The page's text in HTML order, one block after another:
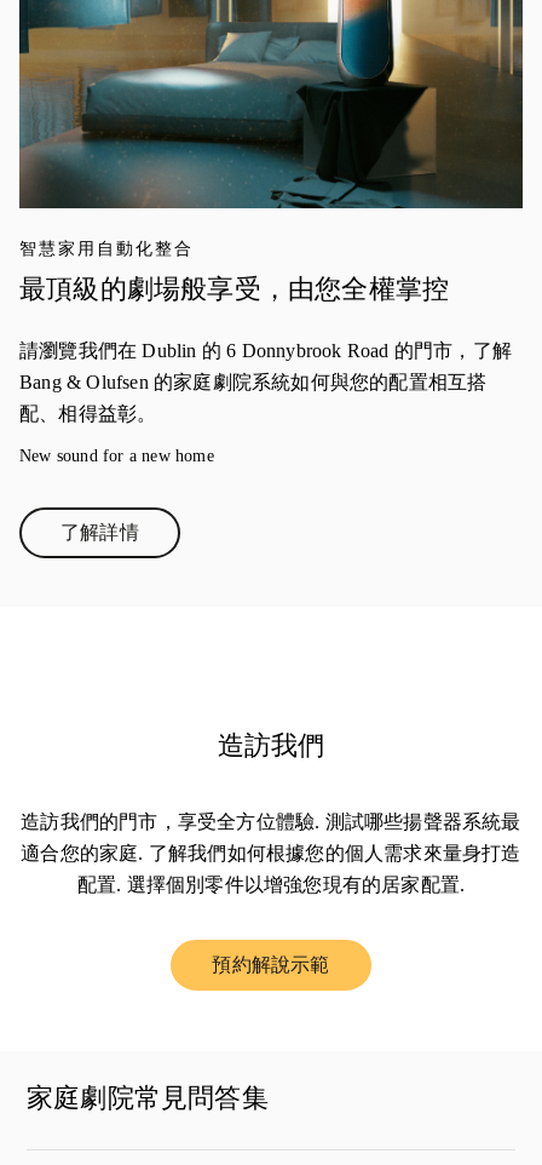
智慧家用自動化整合
最頂級的劇場般享受，由您全權掌控
請瀏覽我們在 Dublin 的 6 Donnybrook Road 的門市，了解
Bang & Olufsen 的家庭劇院系統如何與您的配置相互搭
配、相得益彰。
New sound for a new home
了解詳情Link Opens in New Tab
造訪我們
造訪我們的門市，享受全方位體驗. 測試哪些揚聲器系統最
適合您的家庭. 了解我們如何根據您的個人需求來量身打造
配置. 選擇個別零件以增強您現有的居家配置.
預約解說示範Link Opens in New Tab
家庭劇院常見問答集